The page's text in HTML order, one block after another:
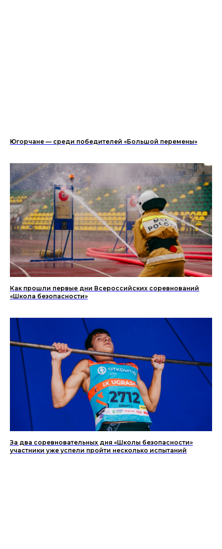
Югорчане — среди победителей «Большой перемены»
Как прошли первые дни Всероссийских соревнований
«Школа безопасности»
За два соревновательных дня «Школы безопасности»
участники уже успели пройти несколько испытаний